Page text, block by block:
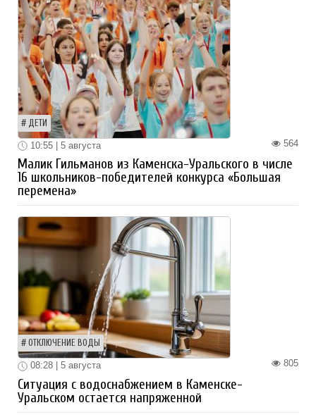
ДЕТИ
564
10:55 | 5 августа
Малик Гильманов из Каменска-Уральского в числе
16 школьников-победителей конкурса «Большая
перемена»
ОТКЛЮЧЕНИЕ ВОДЫ
805
08:28 | 5 августа
Ситуация с водоснабжением в Каменске-
Уральском остается напряженной